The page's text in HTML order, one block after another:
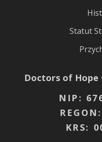
Statut
Doctors of Hope
NIP:
KRS: